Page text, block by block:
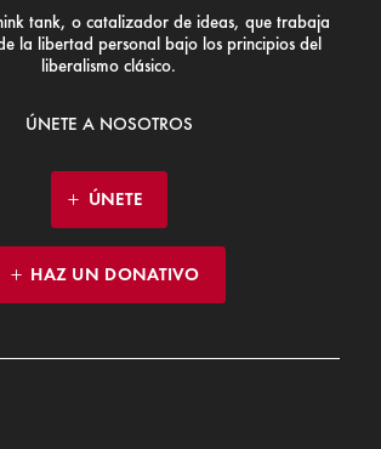
tank, o catalizador de ideas, que trabaja
la libertad personal bajo los principios del
liberalismo clásico.
ÚNETE A NOSOTROS
ÚNETE
HAZ UN DONATIVO